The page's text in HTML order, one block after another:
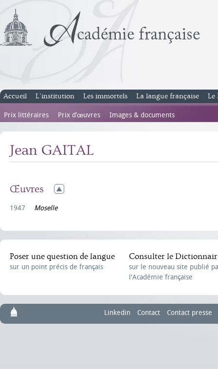
Accueil L’institution Les immortels La langue française Le
Prix littéraires Prix d’œuvres Images & documents
Jean GAITAL
Œuvres
1947 Moselle
Poser une question de langue
sur un point précis de français
Consulter le
sur le nouveau site publié
l'Académie française
Linkedin Contact Contact presse